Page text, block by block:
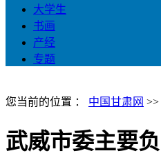
大学生
书画
产经
专题
您当前的位置 ： 中国甘肃网 >>
武威市委主要